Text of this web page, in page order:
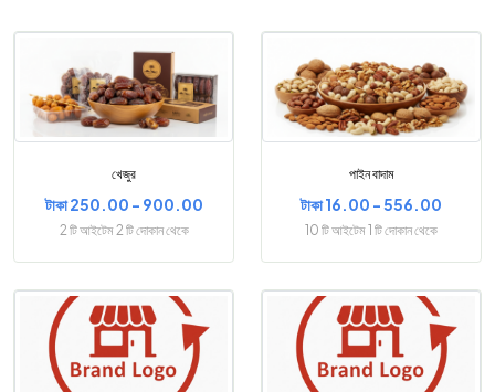
খেজুর
টাকা 250.00 - 900.00
2 টি আইটেম 2 টি দোকান থেকে
পাইন বাদাম
টাকা 16.00 - 556.00
10 টি আইটেম 1 টি দোকান থেকে